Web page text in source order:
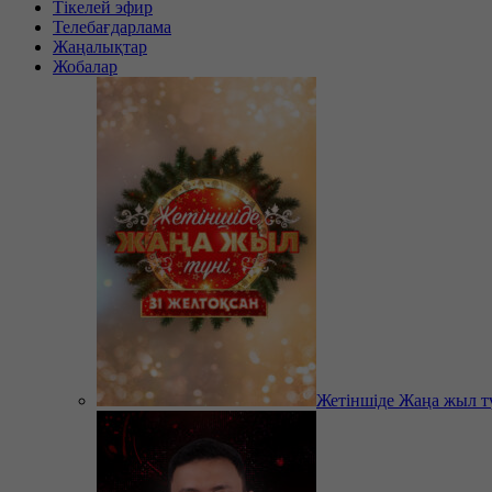
Тікелей эфир
Телебағдарлама
Жаңалықтар
Жобалар
Жетіншіде Жаңа жыл